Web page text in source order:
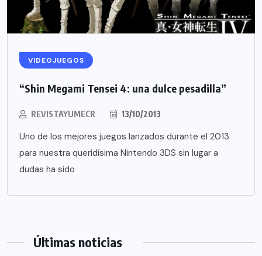
VIDEOJUEGOS
“Shin Megami Tensei 4: una dulce pesadilla”
REVISTAYUMECR 13/10/2013
Uno de los mejores juegos lanzados durante el 2013
para nuestra queridísima Nintendo 3DS sin lugar a
dudas ha sido
Últimas noticias